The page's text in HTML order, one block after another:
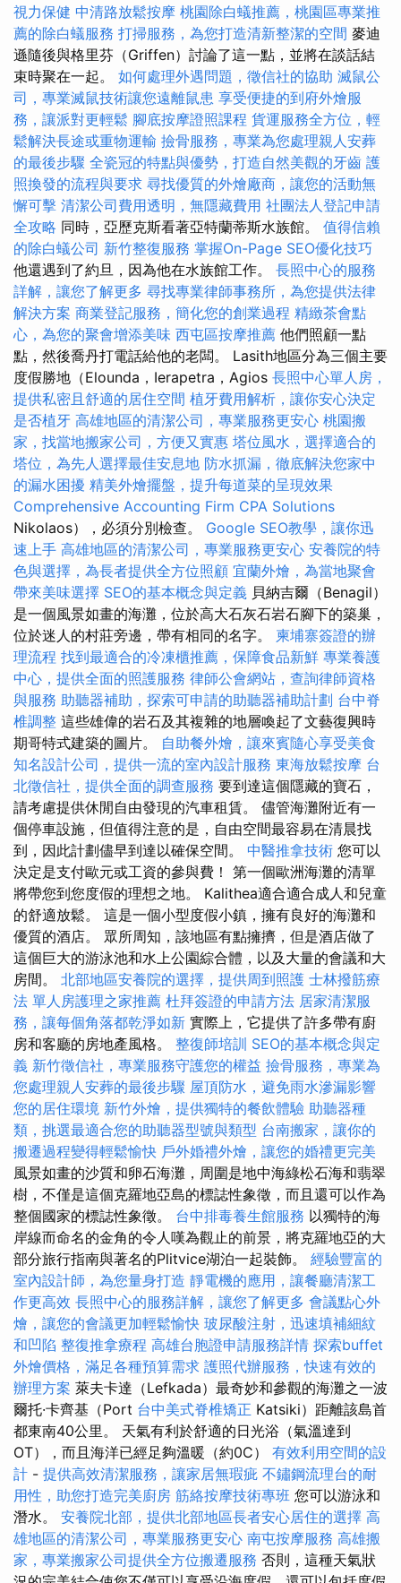
視力保健 中清路放鬆按摩 桃園除白蟻推薦，桃園區專業推
薦的除白蟻服務 打掃服務，為您打造清新整潔的空間 麥迪
遜隨後與格里芬（Griffen）討論了這一點，並將在談話結
束時聚在一起。 如何處理外遇問題，徵信社的協助 滅鼠公
司，專業滅鼠技術讓您遠離鼠患 享受便捷的到府外燴服
務，讓派對更輕鬆 腳底按摩證照課程 貨運服務全方位，輕
鬆解決長途或重物運輸 撿骨服務，專業為您處理親人安葬
的最後步驟 全瓷冠的特點與優勢，打造自然美觀的牙齒 護
照換發的流程與要求 尋找優質的外燴廠商，讓您的活動無
懈可擊 清潔公司費用透明，無隱藏費用 社團法人登記申請
全攻略 同時，亞歷克斯看著亞特蘭蒂斯水族館。 值得信賴
的除白蟻公司 新竹整復服務 掌握On-Page SEO優化技巧
他還遇到了約旦，因為他在水族館工作。 長照中心的服務
詳解，讓您了解更多 尋找專業律師事務所，為您提供法律
解決方案 商業登記服務，簡化您的創業過程 精緻茶會點
心，為您的聚會增添美味 西屯區按摩推薦 他們照顧一點
點，然後喬丹打電話給他的老闆。 Lasith地區分為三個主要
度假勝地（Elounda，Ierapetra，Agios 長照中心單人房，
提供私密且舒適的居住空間 植牙費用解析，讓你安心決定
是否植牙 高雄地區的清潔公司，專業服務更安心 桃園搬
家，找當地搬家公司，方便又實惠 塔位風水，選擇適合的
塔位，為先人選擇最佳安息地 防水抓漏，徹底解決您家中
的漏水困擾 精美外燴擺盤，提升每道菜的呈現效果
Comprehensive Accounting Firm CPA Solutions
Nikolaos），必須分別檢查。 Google SEO教學，讓你迅
速上手 高雄地區的清潔公司，專業服務更安心 安養院的特
色與選擇，為長者提供全方位照顧 宜蘭外燴，為當地聚會
帶來美味選擇 SEO的基本概念與定義 貝納吉爾（Benagil）
是一個風景如畫的海灘，位於高大石灰石岩石腳下的築巢，
位於迷人的村莊旁邊，帶有相同的名字。 柬埔寨簽證的辦
理流程 找到最適合的冷凍櫃推薦，保障食品新鮮 專業養護
中心，提供全面的照護服務 律師公會網站，查詢律師資格
與服務 助聽器補助，探索可申請的助聽器補助計劃 台中脊
椎調整 這些雄偉的岩石及其複雜的地層喚起了文藝復興時
期哥特式建築的圖片。 自助餐外燴，讓來賓隨心享受美食
知名設計公司，提供一流的室內設計服務 東海放鬆按摩 台
北徵信社，提供全面的調查服務 要到達這個隱藏的寶石，
請考慮提供休閒自由發現的汽車租賃。 儘管海灘附近有一
個停車設施，但值得注意的是，自由空間最容易在清晨找
到，因此計劃儘早到達以確保空間。 中醫推拿技術 您可以
決定是支付歐元或工資的參與費！ 第一個歐洲海灘的清單
將帶您到您度假的理想之地。 Kalithea適合適合成人和兒童
的舒適放鬆。 這是一個小型度假小鎮，擁有良好的海灘和
優質的酒店。 眾所周知，該地區有點擁擠，但是酒店做了
這個巨大的游泳池和水上公園綜合體，以及大量的會議和大
房間。 北部地區安養院的選擇，提供周到照護 士林撥筋療
法 單人房護理之家推薦 杜拜簽證的申請方法 居家清潔服
務，讓每個角落都乾淨如新 實際上，它提供了許多帶有廚
房和客廳的房地產風格。 整復師培訓 SEO的基本概念與定
義 新竹徵信社，專業服務守護您的權益 撿骨服務，專業為
您處理親人安葬的最後步驟 屋頂防水，避免雨水滲漏影響
您的居住環境 新竹外燴，提供獨特的餐飲體驗 助聽器種
類，挑選最適合您的助聽器型號與類型 台南搬家，讓你的
搬遷過程變得輕鬆愉快 戶外婚禮外燴，讓您的婚禮更完美
風景如畫的沙質和卵石海灘，周圍是地中海綠松石海和翡翠
樹，不僅是這個克羅地亞島的標誌性象徵，而且還可以作為
整個國家的標誌性象徵。 台中排毒養生館服務 以獨特的海
岸線而命名的金角的令人嘆為觀止的前景，將克羅地亞的大
部分旅行指南與著名的Plitvice湖泊一起裝飾。 經驗豐富的
室內設計師，為您量身打造 靜電機的應用，讓餐廳清潔工
作更高效 長照中心的服務詳解，讓您了解更多 會議點心外
燴，讓您的會議更加輕鬆愉快 玻尿酸注射，迅速填補細紋
和凹陷 整復推拿療程 高雄台胞證申請服務詳情 探索buffet
外燴價格，滿足各種預算需求 護照代辦服務，快速有效的
辦理方案 萊夫卡達（Lefkada）最奇妙和參觀的海灘之一波
爾托·卡齊基（Port 台中美式脊椎矯正 Katsiki）距離該島首
都東南40公里。 天氣有利於舒適的日光浴（氣溫達到
OT），而且海洋已經足夠溫暖（約0C） 有效利用空間的設
計 - 提供高效清潔服務，讓家居無瑕疵 不鏽鋼流理台的耐
用性，助您打造完美廚房 筋絡按摩技術專班 您可以游泳和
潛水。 安養院北部，提供北部地區長者安心居住的選擇 高
雄地區的清潔公司，專業服務更安心 南屯按摩服務 高雄搬
家，專業搬家公司提供全方位搬遷服務 否則，這種天氣狀